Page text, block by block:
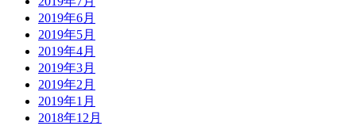
2019年6月
2019年5月
2019年4月
2019年3月
2019年2月
2019年1月
2018年12月